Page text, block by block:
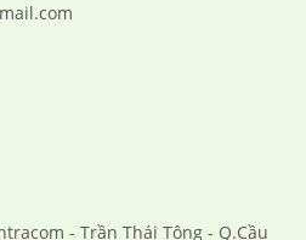
- Trần Thái Tông - Q.Cầu